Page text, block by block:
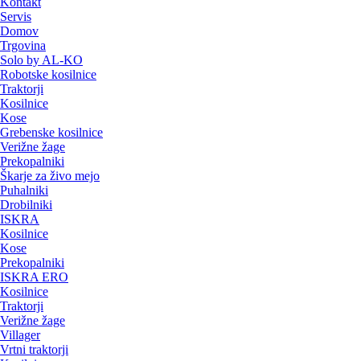
Servis
Domov
Trgovina
Solo by AL-KO
Robotske kosilnice
Traktorji
Kosilnice
Kose
Grebenske kosilnice
Verižne žage
Prekopalniki
Škarje za živo mejo
Puhalniki
Drobilniki
ISKRA
Kosilnice
Kose
Prekopalniki
ISKRA ERO
Kosilnice
Traktorji
Verižne žage
Villager
Vrtni traktorji